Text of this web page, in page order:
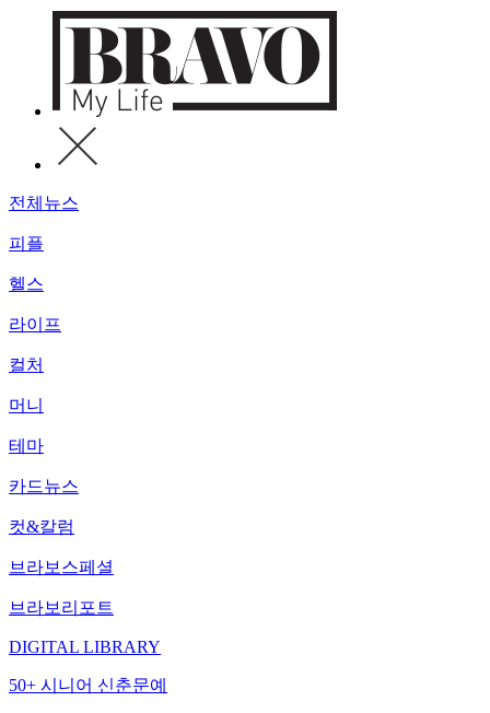
전체뉴스
피플
헬스
라이프
컬처
머니
테마
카드뉴스
컷&칼럼
브라보스페셜
브라보리포트
DIGITAL LIBRARY
50+ 시니어 신춘문예